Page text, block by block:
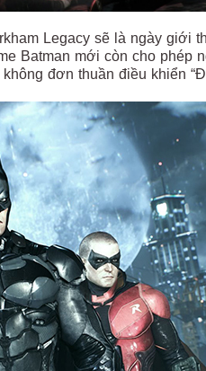
Legacy sẽ là ngày giới
Batman mới còn cho phép
đơn thuần điều khiển